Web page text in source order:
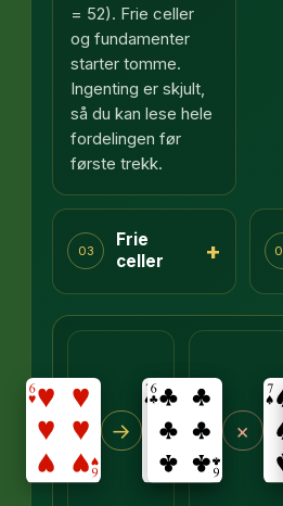
= 52). Frie celler
og fundamenter
starter tomme.
Ingenting er skjult,
så du kan lese hele
fordelingen før
første trekk.
03
Frie
celler
+
→ ×